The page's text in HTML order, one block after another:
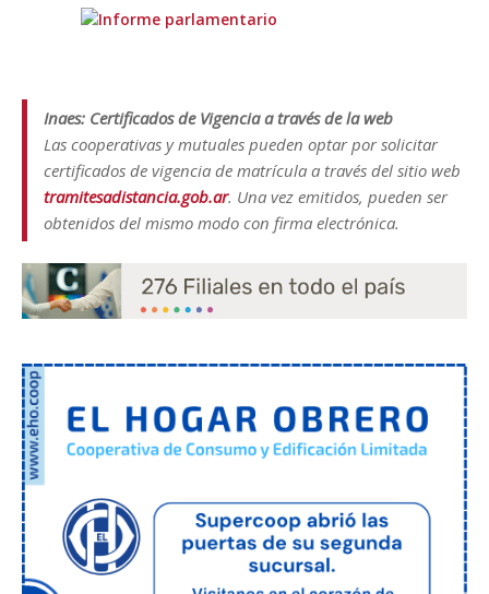
Inaes: Certificados de Vigencia a través de la web
Las cooperativas y mutuales pueden optar por solicitar
certificados de vigencia de matrícula a través del sitio web
tramitesadistancia.gob.ar. Una vez emitidos, pueden ser
obtenidos del mismo modo con firma electrónica.